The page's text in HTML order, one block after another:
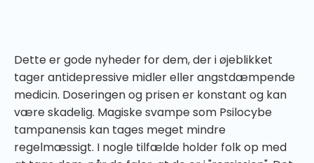
Dette er gode nyheder for dem, der i øjeblikket
tager antidepressive midler eller angstdæmpende
medicin. Doseringen og prisen er konstant og kan
være skadelig. Magiske svampe som Psilocybe
tampanensis kan tages meget mindre
regelmæssigt. I nogle tilfælde holder folk op med